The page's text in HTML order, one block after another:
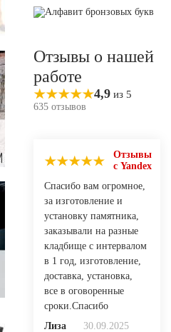
Отзывы о нашей
работе
4,9 из 5
635 отзывов
Отзывы
с Yandex
Спасибо вам огромное,
за изготовление и
установку памятника,
заказывали на разные
кладбище с интервалом
в 1 год, изготовление,
доставка, установка,
все в оговоренные
сроки.Спасибо
Лиза
30.09.2025